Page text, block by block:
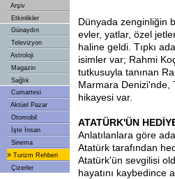
Arşiv
Etkinlikler
Günaydın
Televizyon
Astroloji
Magazin
Sağlık
Cumartesi
Aktüel Pazar
Otomobil
İşte İnsan
Sinema
» Turizm Rehberi
Çizerler
Dünyada zenginliğin
evler, yatlar, özel
haline geldi. Tıpkı
isimler var; Rahmi
tutkusuyla tanınan
Marmara Denizi'nde,
hikayesi var.
ATATÜRK'ÜN
Anlatılanlara göre
Atatürk tarafından
Atatürk'ün sevgilisi
hayatını kaybedince